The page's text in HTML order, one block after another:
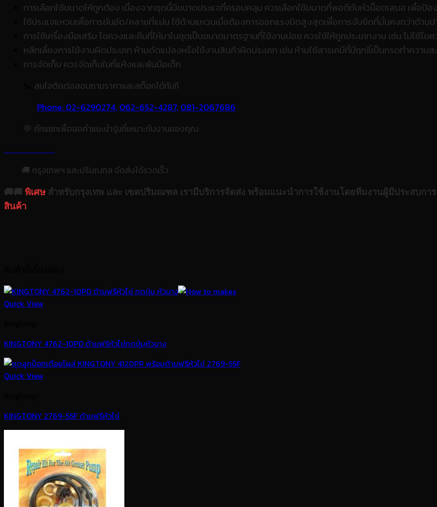
การเลือกใช้ขนาดให้ถูกต้อง เนื่องจากชุดนี้มีขนาดประแจที่ครอบคลุม ควรเลือกใช้ขนาดที่พอดีกับหัวน็อตเสมอ เพื่อป้
ใช้ประแจแหวนเพื่อการขันอัด/คลายที่แน่น ใช้ด้านแหวนเมื่อต้องการออกแรงบิดสูงสุดเพื่อการจับยึดที่มั่นคงกว่าด้านป
การใช้เครื่องมือเสริม ไขควงและคีมที่ให้มาในชุดเป็นขนาดมาตรฐานที่ใช้งานบ่อย ควรใช้ให้ถูกประเภทงาน เช่น ไม่ใช้ไข
หลีกเลี่ยงการใช้งานผิดประเภท ห้ามดัดแปลงหรือใช้งานสินค้าผิดประเภท เช่น ห้ามใช้สารเคมีที่มีฤทธิ์เป็นกรดทำความส
การจัดเก็บ ควรจัดเก็บในที่แห้งและพ้นมือเด็ก
สนใจติดต่อสอบถามราคาและสต็อกได้ทันที
Phone: 02-6290274, 062-652-4287, 081-2067686
💬 ทักแชทเพื่อขอคำแนะนำรุ่นที่เหมาะกับงานของคุณ
🚚 กรุงเทพฯ และปริมณฑล จัดส่งได้รวดเร็ว
🚚🚚 พิเศษสำหรับกรุงเทพ และ เขตปริมณฑล เรามีบริการจัดส่ง พร้อมแนะนำการใช้งานโดยทีมงานผู้มีประสบกา
สินค้า
Quick View
KINGTONY 4762-10PD ด้ามฟรีหัวไข่กดปุ่มหัวบาง
Quick View
KINGTONY 2769-55F ด้ามฟรีหัวไข่